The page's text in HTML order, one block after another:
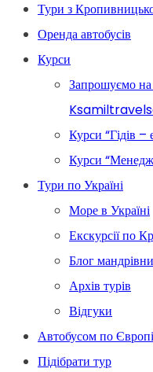
Тури з
Оренда автобусів
Курси
Запрошуємо
Курси “Гідів –
Курси
Тури по Україні
Море в Україні
Екскурсії по
Блог
Архів турів
Відгуки
Автобусом по Європі
Підібрати тур